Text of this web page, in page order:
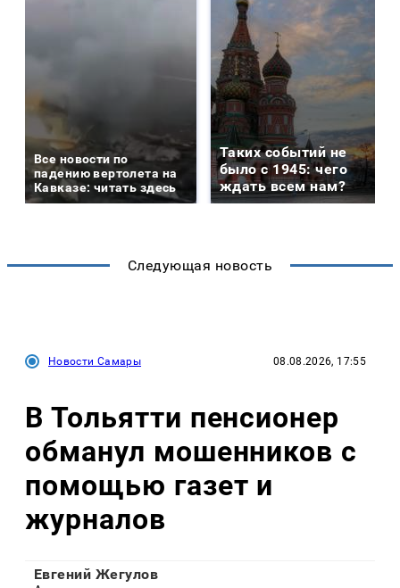
Все новости по
падению вертолета на
Кавказе: читать здесь
Таких событий не
было с 1945: чего
ждать всем нам?
Следующая новость
Новости Самары 08.08.2026, 17:55
В Тольятти пенсионер
обманул мошенников с
помощью газет и
журналов
Евгений Жегулов